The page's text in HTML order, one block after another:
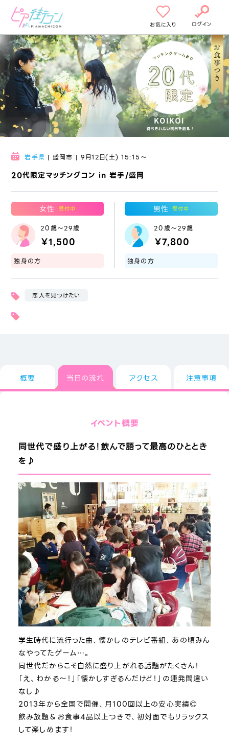
お気に入り ログイン
20代限定マッチングコン in 岩手/盛岡
岩手県 | 盛岡市 | 9月12日(土) 15:15〜
女性 受付中
20歳～29歳
￥1,500
独身の方
男性 受付中
20歳～29歳
￥7,800
独身の方
恋人を見つけたい
概要 当日の流れ アクセス 注意事項
イベント概要
同世代で盛り上がる！飲んで語って最高のひととき
を♪
学生時代に流行った曲、懐かしのテレビ番組、あの頃みん
なやってたゲーム…。
同世代だからこそ自然に盛り上がれる話題がたくさん！
「え、わかる～！」「懐かしすぎるんだけど！」の連発間違い
なし♪
2013年から全国で開催、月100回以上の安心実績◎
飲み放題＆お食事4品以上つきで、初対面でもリラックス
して楽しめます！